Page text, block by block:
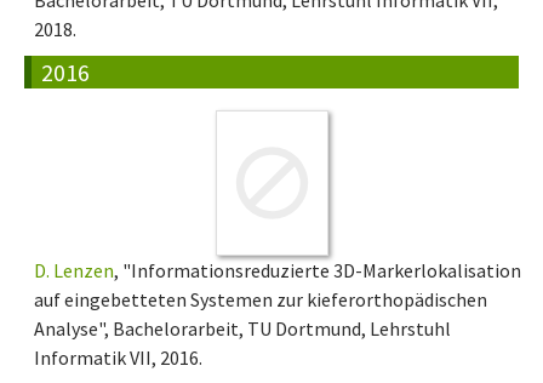
2018.
2016
D. Lenzen, "Informationsreduzierte 3D-Markerlokalisation
auf eingebetteten Systemen zur kieferorthopädischen
Analyse", Bachelorarbeit, TU Dortmund, Lehrstuhl
Informatik VII, 2016.